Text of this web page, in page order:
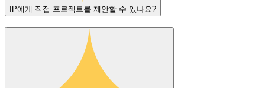
IP에게 직접 프로젝트를 제안할 수 있나요?